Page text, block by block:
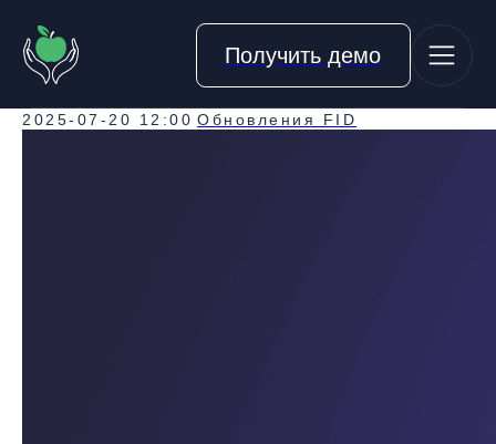
Новые обновления в системе!
2025-07-20 12:00 Обновления FID